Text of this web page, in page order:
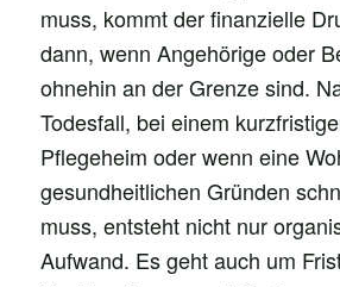
muss, kommt der finanzielle
dann, wenn Angehörige oder
ohnehin an der Grenze sind.
Todesfall, bei einem
Pflegeheim oder wenn eine
gesundheitlichen Gründen
muss, entsteht nicht nur
Aufwand. Es geht auch um